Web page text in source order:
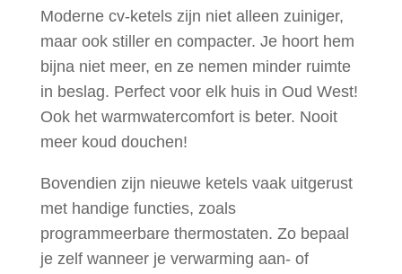
Moderne cv-ketels zijn niet alleen zuiniger,
maar ook stiller en compacter. Je hoort hem
bijna niet meer, en ze nemen minder ruimte
in beslag. Perfect voor elk huis in Oud West!
Ook het warmwatercomfort is beter. Nooit
meer koud douchen!
Bovendien zijn nieuwe ketels vaak uitgerust
met handige functies, zoals
programmeerbare thermostaten. Zo bepaal
je zelf wanneer je verwarming aan- of